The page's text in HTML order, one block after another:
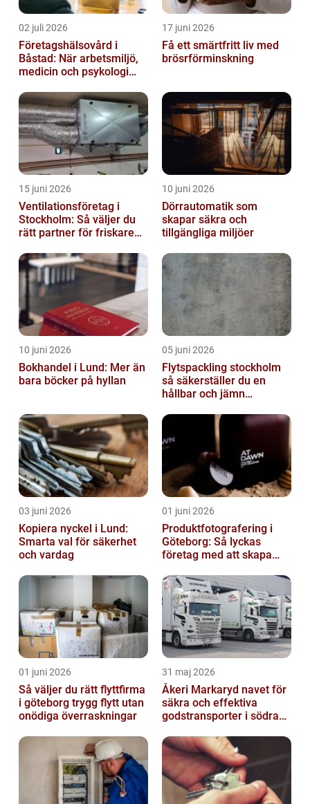
02 juli 2026
Företagshälsovård i
Båstad: När arbetsmiljö,
medicin och psykologi
17 juni 2026
Få ett smärtfritt liv med
brösrförminskning
15 juni 2026
Ventilationsföretag i
Stockholm: Så väljer du
rätt partner för friskare
10 juni 2026
Dörrautomatik som
skapar säkra och
tillgängliga miljöer
10 juni 2026
Bokhandel i Lund: Mer än
bara böcker på hyllan
05 juni 2026
Flytspackling stockholm
så säkerställer du en
hållbar och jämn
03 juni 2026
Kopiera nyckel i Lund:
Smarta val för säkerhet
och vardag
01 juni 2026
Produktfotografering i
Göteborg: Så lyckas
företag med att skapa
01 juni 2026
Så väljer du rätt flyttfirma
i göteborg trygg flytt utan
onödiga överraskningar
31 maj 2026
Åkeri Markaryd navet för
säkra och effektiva
godstransporter i södra